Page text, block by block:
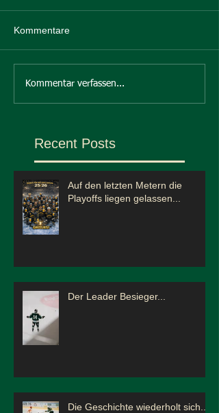
Kommentare
Kommentar verfassen...
Recent Posts
Auf den letzten Metern die
Playoffs liegen gelassen...
Der Leader Besieger...
Die Geschichte wiederholt sich...